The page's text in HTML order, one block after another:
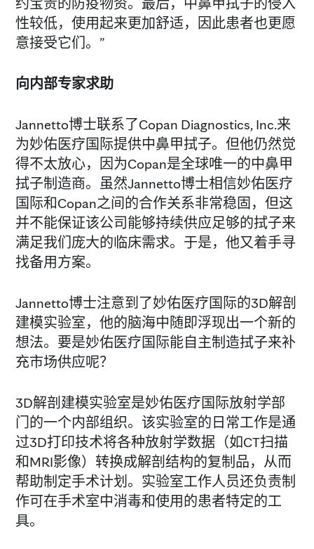
约宝贵的防疫物资。最后，中鼻甲拭子的侵入
性较低，使用起来更加舒适，因此患者也更愿
意接受它们。”
向内部专家求助
Jannetto博士联系了Copan Diagnostics, Inc.来
为妙佑医疗国际提供中鼻甲拭子。但他仍然觉
得不太放心，因为Copan是全球唯一的中鼻甲
拭子制造商。虽然Jannetto博士相信妙佑医疗
国际和Copan之间的合作关系非常稳固，但这
并不能保证该公司能够持续供应足够的拭子来
满足我们庞大的临床需求。于是，他又着手寻
找备用方案。
Jannetto博士注意到了妙佑医疗国际的3D解剖
建模实验室，他的脑海中随即浮现出一个新的
想法。要是妙佑医疗国际能自主制造拭子来补
充市场供应呢？
3D解剖建模实验室是妙佑医疗国际放射学部
门的一个内部组织。该实验室的日常工作是通
过3D打印技术将各种放射学数据（如CT扫描
和MRI影像）转换成解剖结构的复制品，从而
帮助制定手术计划。实验室工作人员还负责制
作可在手术室中消毒和使用的患者特定的工
具。